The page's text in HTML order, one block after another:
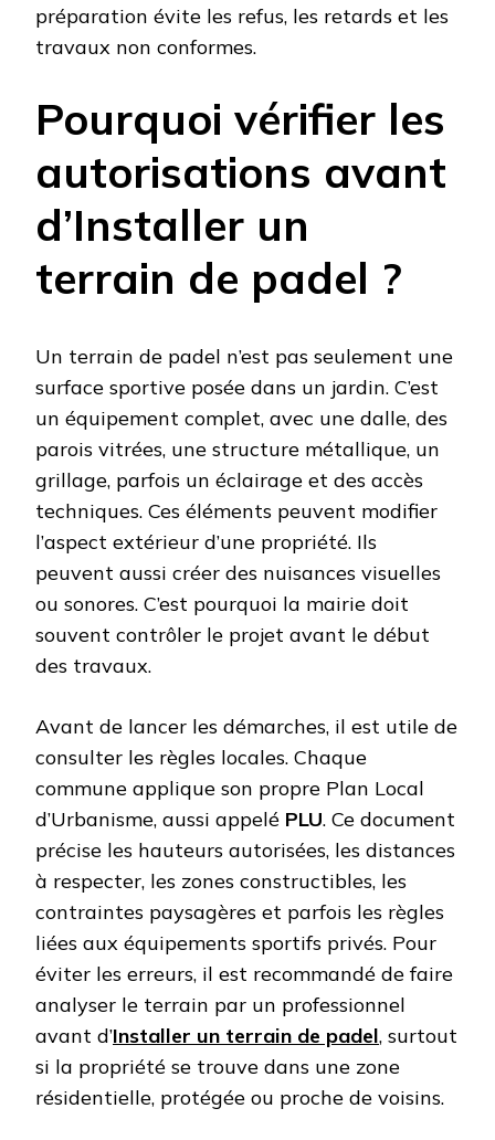
préparation évite les refus, les retards et les
travaux non conformes.
Pourquoi vérifier les
autorisations avant
d’Installer un
terrain de padel ?
Un terrain de padel n’est pas seulement une
surface sportive posée dans un jardin. C’est
un équipement complet, avec une dalle, des
parois vitrées, une structure métallique, un
grillage, parfois un éclairage et des accès
techniques. Ces éléments peuvent modifier
l’aspect extérieur d’une propriété. Ils
peuvent aussi créer des nuisances visuelles
ou sonores. C’est pourquoi la mairie doit
souvent contrôler le projet avant le début
des travaux.
Avant de lancer les démarches, il est utile de
consulter les règles locales. Chaque
commune applique son propre Plan Local
d’Urbanisme, aussi appelé PLU. Ce document
précise les hauteurs autorisées, les distances
à respecter, les zones constructibles, les
contraintes paysagères et parfois les règles
liées aux équipements sportifs privés. Pour
éviter les erreurs, il est recommandé de faire
analyser le terrain par un professionnel
avant d’Installer un terrain de padel, surtout
si la propriété se trouve dans une zone
résidentielle, protégée ou proche de voisins.